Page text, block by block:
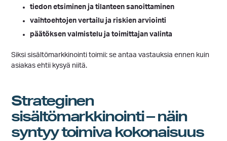
tiedon etsiminen ja tilanteen sanoittaminen
vaihtoehtojen vertailu ja riskien arviointi
päätöksen valmistelu ja toimittajan valinta
Siksi sisältömarkkinointi toimii: se antaa vastauksia ennen kuin
asiakas ehtii kysyä niitä.
Strateginen
sisältömarkkinointi – näin
syntyy toimiva kokonaisuus